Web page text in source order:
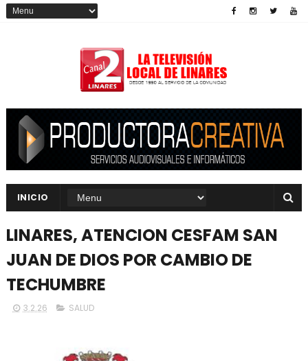
INICIO
LINARES, ATENCION CESFAM SAN
JUAN DE DIOS POR CAMBIO DE
TECHUMBRE
3.2.26 SALUD